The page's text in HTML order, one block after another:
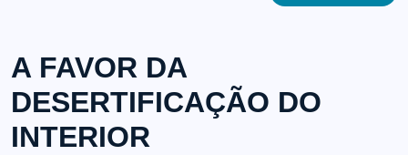
A FAVOR DA
DESERTIFICAÇÃO DO
INTERIOR